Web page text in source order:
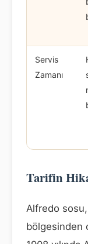
Servis
Zamanı
Tarifin
Alfredo sosu,
bölgesinden